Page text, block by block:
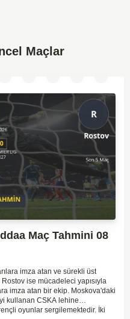
Maçlar
Maç Tahmini 08
imza atan ve sürekli üst
ise mücadeleci yapısıyla
imza atan bir ekip. Moskova'daki
kullanan CSKA lehine
oyunlar sergilemektedir. İki